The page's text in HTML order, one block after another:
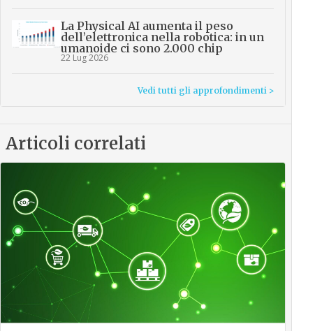
La Physical AI aumenta il peso
dell’elettronica nella robotica: in un
umanoide ci sono 2.000 chip
22 Lug 2026
Vedi tutti gli approfondimenti >
Articoli correlati